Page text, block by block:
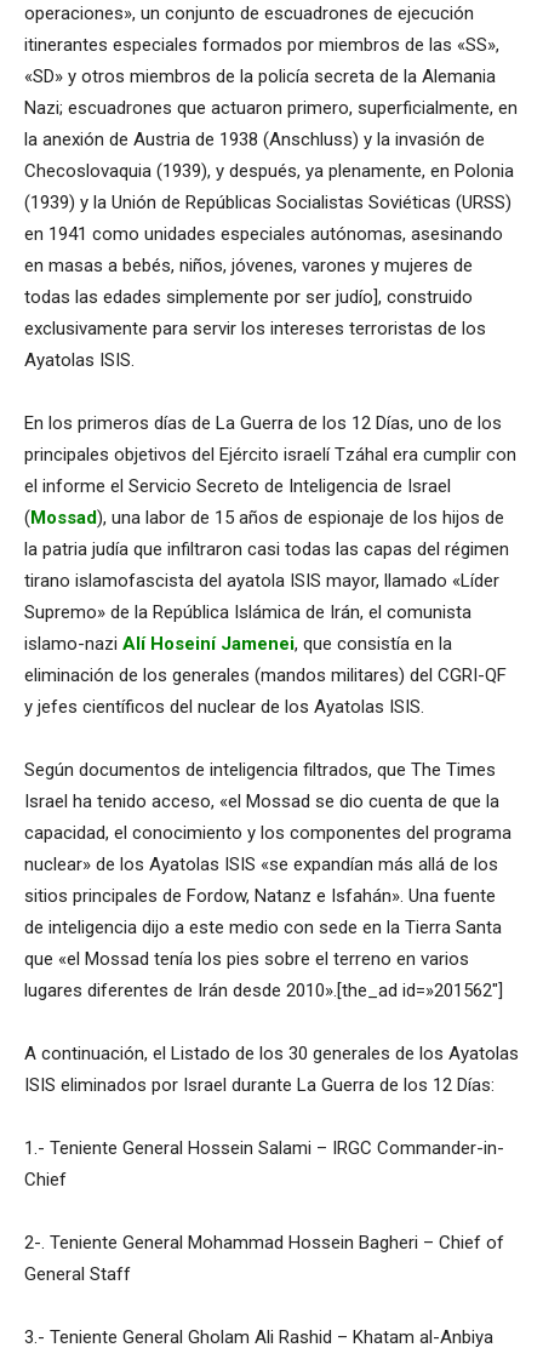
operaciones», un conjunto de escuadrones de ejecución
itinerantes especiales formados por miembros de las «SS»,
«SD» y otros miembros de la policía secreta de la Alemania
Nazi; escuadrones que actuaron primero, superficialmente, en
la anexión de Austria de 1938 (Anschluss) y la invasión de
Checoslovaquia (1939), y después, ya plenamente, en Polonia
(1939) y la Unión de Repúblicas Socialistas Soviéticas (URSS)
en 1941 como unidades especiales autónomas, asesinando
en masas a bebés, niños, jóvenes, varones y mujeres de
todas las edades simplemente por ser judío], construido
exclusivamente para servir los intereses terroristas de los
Ayatolas ISIS.
En los primeros días de La Guerra de los 12 Días, uno de los
principales objetivos del Ejército israelí Tzáhal era cumplir con
el informe el Servicio Secreto de Inteligencia de Israel
(Mossad), una labor de 15 años de espionaje de los hijos de
la patria judía que infiltraron casi todas las capas del régimen
tirano islamofascista del ayatola ISIS mayor, llamado «Líder
Supremo» de la República Islámica de Irán, el comunista
islamo-nazi Alí Hoseiní Jamenei, que consistía en la
eliminación de los generales (mandos militares) del CGRI-QF
y jefes científicos del nuclear de los Ayatolas ISIS.
Según documentos de inteligencia filtrados, que The Times
Israel ha tenido acceso, «el Mossad se dio cuenta de que la
capacidad, el conocimiento y los componentes del programa
nuclear» de los Ayatolas ISIS «se expandían más allá de los
sitios principales de Fordow, Natanz e Isfahán». Una fuente
de inteligencia dijo a este medio con sede en la Tierra Santa
que «el Mossad tenía los pies sobre el terreno en varios
lugares diferentes de Irán desde 2010».[the_ad id=»201562″]
A continuación, el Listado de los 30 generales de los Ayatolas
ISIS eliminados por Israel durante La Guerra de los 12 Días:
1.- Teniente General Hossein Salami – IRGC Commander-in-
Chief
2-. Teniente General Mohammad Hossein Bagheri – Chief of
General Staff
3.- Teniente General Gholam Ali Rashid – Khatam al-Anbiya